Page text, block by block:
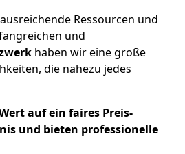
Ressourcen und
und
haben wir eine große
die nahezu jedes
auf ein faires Preis-
und bieten professionelle